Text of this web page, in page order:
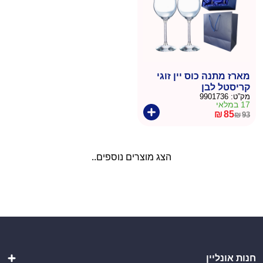
מארז מתנה כוס יין זוגי
קריסטל לבן
מק”ט: 9901736
17 במלאי
₪93
המחיר
₪85
המחיר
הצג מוצרים נוספים..
חנות אונליין